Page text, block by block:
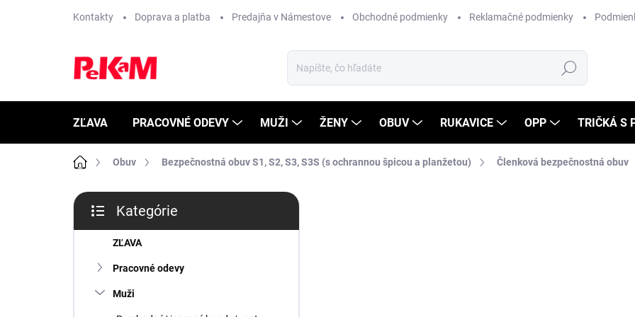
Kontakty Doprava a platba Predajňa v Námestove Obchodné podmienky Reklamačné podmienky
Hľadať
ZĽAVA PRACOVNÉ ODEVY MUŽI ŽENY OBUV RUKAVICE OPP TRIČKÁ S
DomovObuv Bezpečnostná obuv S1, S2, S3, S3S (s ochrannou špicou a planžetou) Členková bezpečnostná obuv
B
č
kategórie
Kategórie
ZĽAVA
Pracovné odevy
Muži